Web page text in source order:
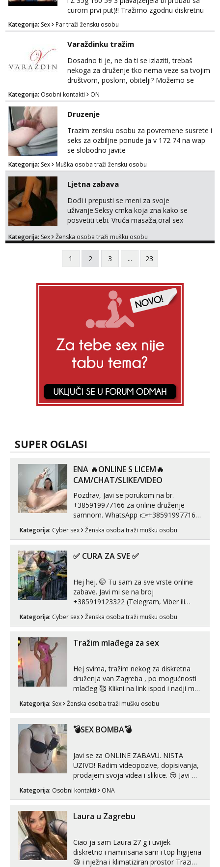
curom prvi put)!! Tražimo zgodnu diskretnu
curu koja bi nas promatrala dok imamo
žestok odnos. Može se pridruziti ali i ne
mora.Bitno da uzivamo diskretno anonimno
bez upoznavanja puno.Sliku mozemo
razmjeniti,ali najbolje uzivo se upoznati. Na
goo smo do 15.8 poslije tog mozemo se
druziti,javi se na mail il...
Kategorija: Sex Par traži žensku osobu
Varaždinku tražim
Dosadno ti je, ne da ti se izlaziti, trebaš
nekoga za druženje tko nema veze sa tvojim
društvom, poslom, obitelji? Možemo se
podružiti i zabaviti na razne načine. Makni se
od svakodnevice samnom. Javi se na
Whatsapp. Samo Varaždin i okolica.
Kategorija: Osobni kontakti ON
Druzenje
Trazim zensku osobu za povremene susrete i
seks za ozbiljne ponude ja v 172 74 na wap
se slobodno javite
Kategorija: Sex Muška osoba traži žensku osobu
Ljetna zabava
Dođi i prepusti se meni za svoje
uživanje.Seksy crnka koja zna kako se
posvetiti tebi. Vruća masaža,oral sex
099/871-8287
Kategorija: Sex Ženska osoba traži mušku osobu
1 2 3 ... 23
SUPER OGLASI
ENA 🔥ONLINE S LICEM🔥
CAM/CHAT/SLIKE/VIDEO
Pozdrav, Javi se porukom na br.
+385919977166 za online druženje
samnom. WhatsApp 👉+385919977166
Telegram 👉@enafriedrichkis Radim
videopozive s licem, solo i s partnerom,
kombinacije halteri, haljine, štikle,
Kategorija: Cyber sex Ženska osoba traži mušku osobu
✅ CURA ZA SVE ✅
Hej hej. 🤭 Tu sam za sve vrste online
zabave. Javi mi se na broj
+385919123322 (Telegram, Viber ili
Whatsapp). 🤙 NE javljaj se na uzivo.
Hvala.
Kategorija: Cyber sex Ženska osoba traži mušku osobu
Tražim mlađega za sex
Hej svima, tražim nekog za diskretna
druženja van Zagreba , po mogućnosti
mlađeg 🥰 Klikni na link ispod i nadji me
Kategorija: Sex Ženska osoba traži mušku osobu
💣SEX BOMBA💣
Javi se za ONLINE ZABAVU. NISTA
UZIVO! Radim videopozive, dopisivanja,
prodajem svoja videa i slikice. 😚 Javi mi
Telegram. +385 91 723 0045
Kategorija: Osobni kontakti ONA
Laura u Zagrebu
Ciao ja sam Laura 27 g i uvijek
diskretno i namirisana sam i top higijena
😘 i nježna i klimatiziran prostor Trazim